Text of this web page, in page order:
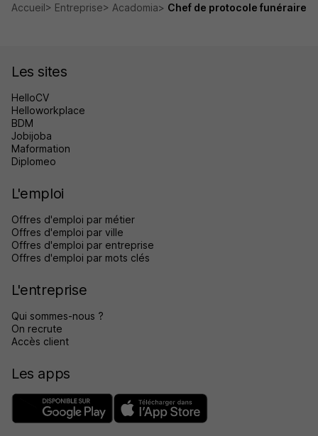
Accueil Entreprise Acadomia Chef de protocole funéraire
Les sites
HelloCV
Helloworkplace
BDM
Jobijoba
Maformation
Diplomeo
L'emploi
Offres d'emploi par métier
Offres d'emploi par ville
Offres d'emploi par entreprise
Offres d'emploi par mots clés
L'entreprise
Qui sommes-nous ?
On recrute
Accès client
Les apps